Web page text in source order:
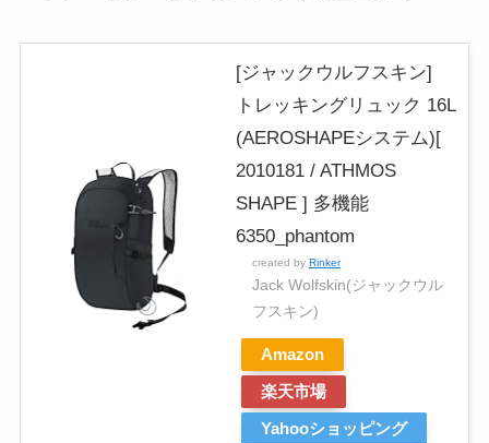
[ジャックウルフスキン]
トレッキングリュック 16L
(AEROSHAPEシステム)[
2010181 / ATHMOS
SHAPE ] 多機能
6350_phantom
created by Rinker
Jack Wolfskin(ジャックウル
フスキン)
Amazon
楽天市場
Yahooショッピング